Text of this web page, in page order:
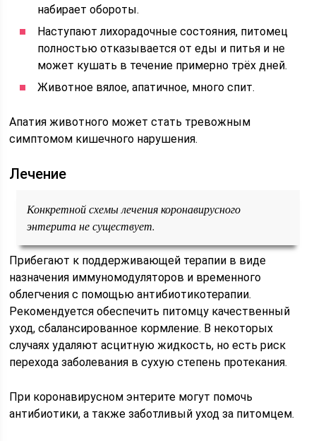
набирает обороты.
Наступают лихорадочные состояния, питомец
полностью отказывается от еды и питья и не
может кушать в течение примерно трёх дней.
Животное вялое, апатичное, много спит.
Апатия животного может стать тревожным
симптомом кишечного нарушения.
Лечение
Конкретной схемы лечения коронавирусного
энтерита не существует.
Прибегают к поддерживающей терапии в виде
назначения иммуномодуляторов и временного
облегчения с помощью антибиотикотерапии.
Рекомендуется обеспечить питомцу качественный
уход, сбалансированное кормление. В некоторых
случаях удаляют асцитную жидкость, но есть риск
перехода заболевания в сухую степень протекания.
При коронавирусном энтерите могут помочь
антибиотики, а также заботливый уход за питомцем.